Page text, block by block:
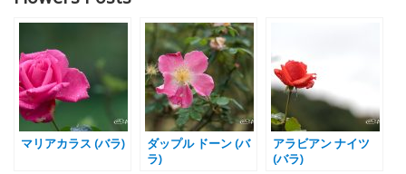
マリアカラス (バラ)
ダップル ドーン (バ
ラ)
アラビアン ナイツ
(バラ)